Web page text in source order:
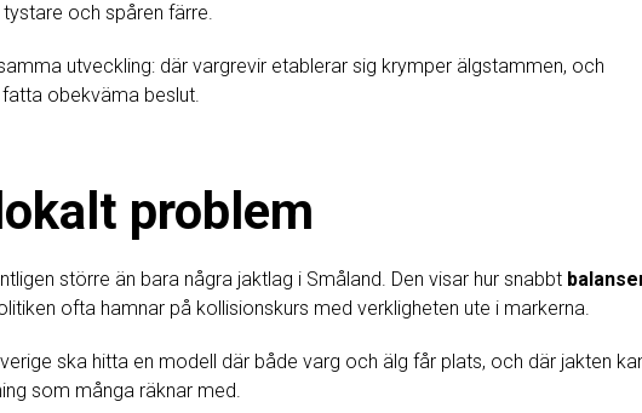
och spåren färre.
utveckling: där vargrevir etablerar sig krymper älgstammen, och
obekväma beslut.
problem
större än bara några jaktlag i Småland. Den visar hur snabbt
ofta hamnar på kollisionskurs med verkligheten ute i markerna.
ska hitta en modell där både varg och älg får plats, och där jakten
som många räknar med.